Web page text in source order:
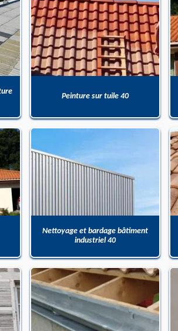
Peinture sur tuile 40
Nettoyage et bardage bâtiment
industriel 40